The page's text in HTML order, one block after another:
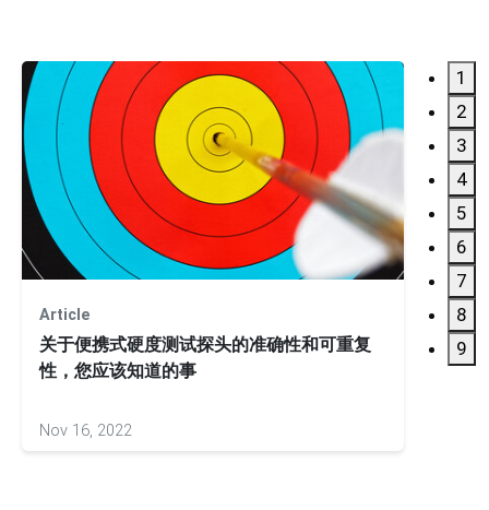
Article
关于便携式硬度测试探头的准确性和可重复
性，您应该知道的事
Nov 16, 2022
名称
1
2
3
4
5
6
7
8
9